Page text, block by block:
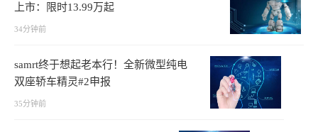
上市：限时13.99万起
34分钟前
samrt终于想起老本行！全新微型纯电
双座轿车精灵#2申报
35分钟前